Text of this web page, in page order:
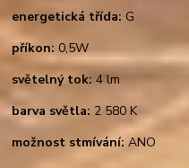
energetická třída: G
příkon: 0,5W
světelný tok: 4 lm
barva světla: 2 580 K
možnost stmívání: ANO